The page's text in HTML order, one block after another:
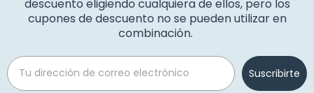
descuento eligiendo cualquiera de ellos, pero los
cupones de descuento no se pueden utilizar en
combinación.
Email
Suscribirte